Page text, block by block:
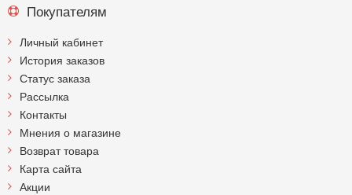
Покупателям
Личный кабинет
История заказов
Статус заказа
Рассылка
Контакты
Мнения о магазине
Возврат товара
Карта сайта
Акции